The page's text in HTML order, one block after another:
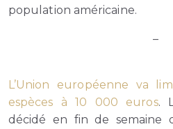
population américaine.
–
L’Union européenne va
espèces à 10 000 euros.
décidé en fin de semaine